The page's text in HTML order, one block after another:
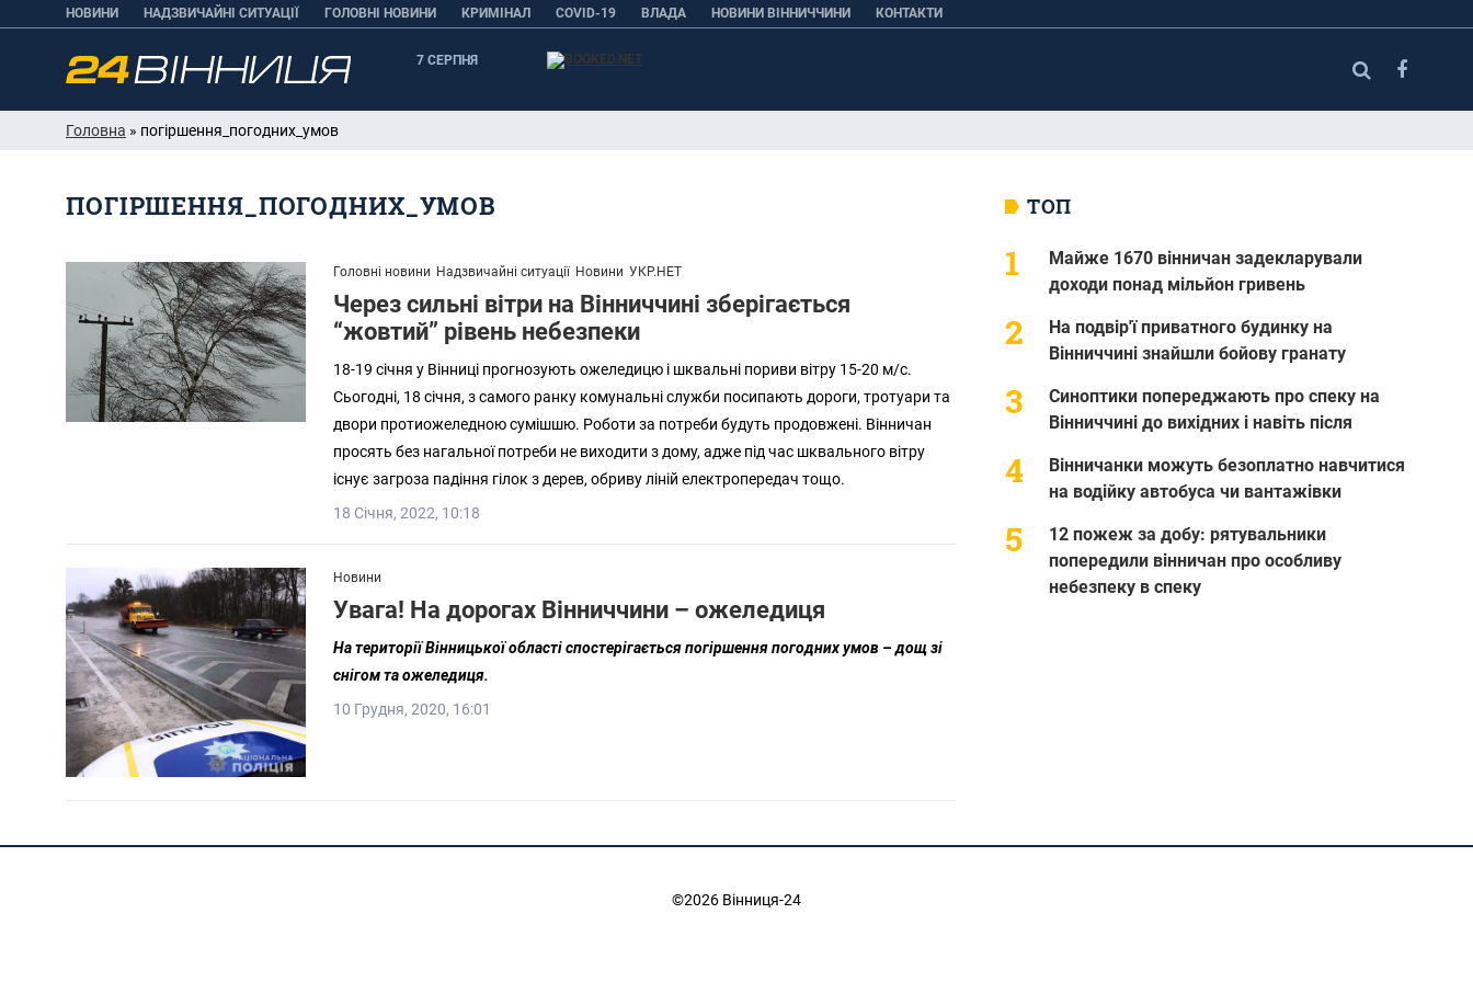
НОВИНИ НАДЗВИЧАЙНІ СИТУАЦІЇ ГОЛОВНІ НОВИНИ КРИМІНАЛ COVID-19 ВЛАДА НОВИНИ ВІННИЧЧИНИ КОНТАКТИ
7 СЕРПНЯ
Головна » погіршення_погодних_умов
ПОГІРШЕННЯ_ПОГОДНИХ_УМОВ
Головні новини Надзвичайні ситуації Новини УКР.НЕТ
Через сильні вітри на Вінниччині зберігається
“жовтий” рівень небезпеки
18-19 січня у Вінниці прогнозують ожеледицю і шквальні пориви вітру 15-20 м/c.
Сьогодні, 18 січня, з самого ранку комунальні служби посипають дороги, тротуари та
двори протиожеледною сумішшю. Роботи за потреби будуть продовжені. Вінничан
просять без нагальної потреби не виходити з дому, адже під час шквального вітру
існує загроза падіння гілок з дерев, обриву ліній електропередач тощо.
18 Січня, 2022, 10:18
Новини
Увага! На дорогах Вінниччини – ожеледиця
На території Вінницької області спостерігається погіршення погодних умов – дощ зі
снігом та ожеледиця.
10 Грудня, 2020, 16:01
ТОП
Майже 1670 вінничан задекларували
доходи понад мільйон гривень
На подвір'ї приватного будинку на
Вінниччині знайшли бойову гранату
Синоптики попереджають про спеку на
Вінниччині до вихідних і навіть після
Вінничанки можуть безоплатно навчитися
на водійку автобуса чи вантажівки
12 пожеж за добу: рятувальники
попередили вінничан про особливу
небезпеку в спеку
©2026 Вінниця-24